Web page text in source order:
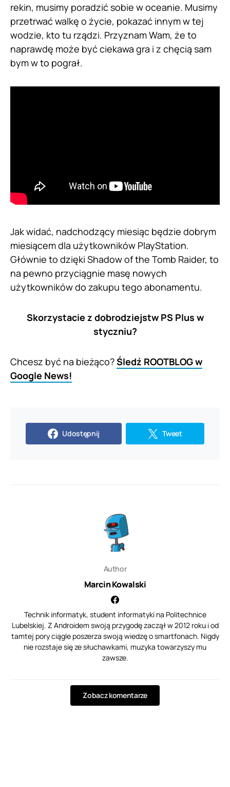
rekin, musimy poradzić sobie w oceanie. Musimy
przetrwać walkę o życie, pokazać innym w tej
wodzie, kto tu rządzi. Przyznam Wam, że to
naprawdę może być ciekawa gra i z chęcią sam
bym w to pograł.
Jak widać, nadchodzący miesiąc będzie dobrym
miesiącem dla użytkowników PlayStation.
Głównie to dzięki Shadow of the Tomb Raider, to
na pewno przyciągnie masę nowych
użytkowników do zakupu tego abonamentu.
Skorzystacie z dobrodziejstw PS Plus w
styczniu?
Chcesz być na bieżąco?Śledź ROOTBLOG w
Google News!
Udostępnij Tweet
Author
Marcin Kowalski
Technik informatyk, student informatyki na Politechnice
Lubelskiej. Z Androidem swoją przygodę zaczął w 2012 roku i od
tamtej pory ciągle poszerza swoją wiedzę o smartfonach. Nigdy
nie rozstaje się ze słuchawkami, muzyka towarzyszy mu
zawsze.
Zobacz komentarze